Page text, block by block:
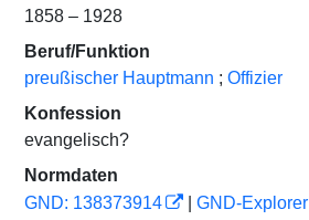
1858 – 1928
Beruf/Funktion
preußischer Hauptmann ; Offizier
Konfession
evangelisch?
Normdaten
GND: 138373914
GND-Explorer